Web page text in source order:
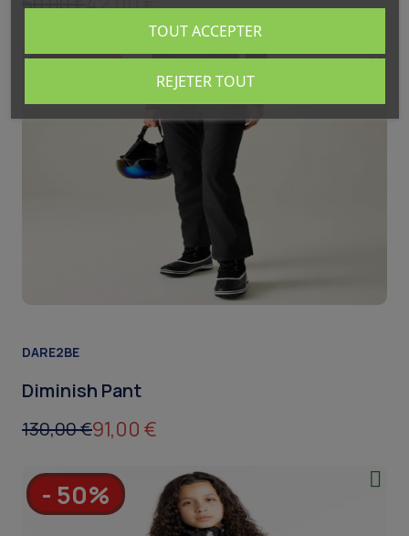
- 30%
DARE2BE
Diminish Pant
130,00 €91,00 €
- 50%
REJETER TOUT
TOUT ACCEPTER